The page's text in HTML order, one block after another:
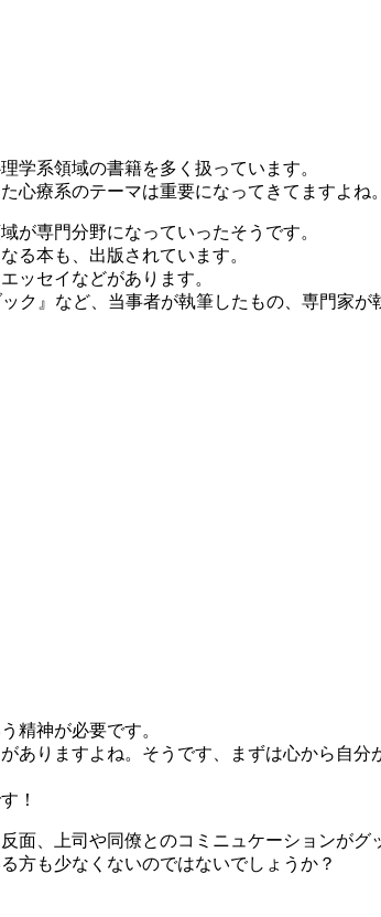
学系領域の書籍を多く扱っています。
心療系のテーマは重要になってきてますよね。
が専門分野になっていったそうです。
る本も、出版されています。
ッセイなどがあります。
』など、当事者が執筆したもの、専門家が
精神が必要です。
りますよね。そうです、まずは心から自
！
、上司や同僚とのコミニュケーションがグ
方も少なくないのではないでしょうか？